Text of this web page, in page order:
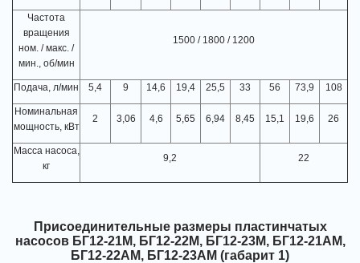
Частота
вращения
ном. / макс. /
мин., об/мин
1500 / 1800 / 1200
Подача, л/мин 5,4 9 14,6 19,4 25,5 33 56 73,9 108
Номинальная
мощность, кВт
2 3,06 4,6 5,65 6,94 8,45 15,1 19,6 26
Масса насоса,
кг
9,2 22
Присоединительные размеры пластинчатых
насосов БГ12-21М, БГ12-22М, БГ12-23М, БГ12-21АМ,
БГ12-22АМ, БГ12-23АМ (габарит 1)